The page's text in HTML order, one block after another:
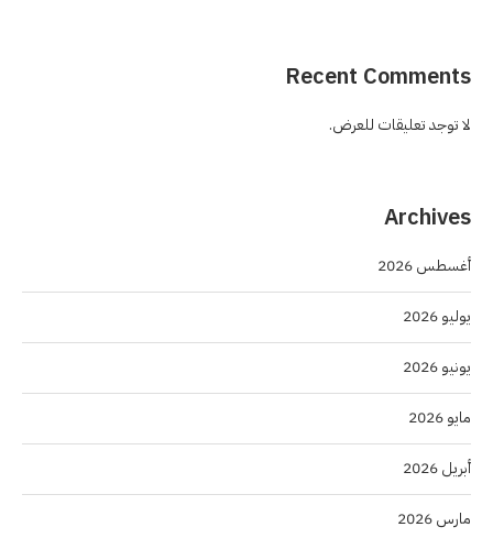
Recent Comments
لا توجد تعليقات للعرض.
Archives
أغسطس 2026
يوليو 2026
يونيو 2026
مايو 2026
أبريل 2026
مارس 2026